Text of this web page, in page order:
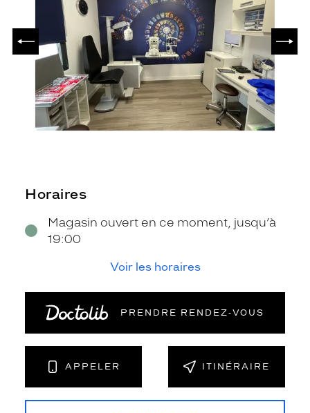
PRÉCÉDENT
Horaires
Magasin ouvert en ce moment, jusqu’à
19:00
Voir les horaires
PRENDRE RENDEZ‑VOUS
APPELER ITINÉRAIRE